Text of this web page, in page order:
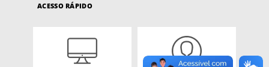
ACESSO RÁPIDO